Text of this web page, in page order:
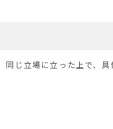
じ立場に立った上で、